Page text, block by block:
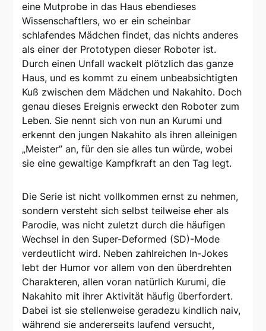
eine Mutprobe in das Haus ebendieses
Wissenschaftlers, wo er ein scheinbar
schlafendes Mädchen findet, das nichts anderes
als einer der Prototypen dieser Roboter ist.
Durch einen Unfall wackelt plötzlich das ganze
Haus, und es kommt zu einem unbeabsichtigten
Kuß zwischen dem Mädchen und Nakahito. Doch
genau dieses Ereignis erweckt den Roboter zum
Leben. Sie nennt sich von nun an Kurumi und
erkennt den jungen Nakahito als ihren alleinigen
„Meister” an, für den sie alles tun würde, wobei
sie eine gewaltige Kampfkraft an den Tag legt.
Die Serie ist nicht vollkommen ernst zu nehmen,
sondern versteht sich selbst teilweise eher als
Parodie, was nicht zuletzt durch die häufigen
Wechsel in den Super-Deformed (SD)-Mode
verdeutlicht wird. Neben zahlreichen In-Jokes
lebt der Humor vor allem von den überdrehten
Charakteren, allen voran natürlich Kurumi, die
Nakahito mit ihrer Aktivität häufig überfordert.
Dabei ist sie stellenweise geradezu kindlich naiv,
während sie andererseits laufend versucht,